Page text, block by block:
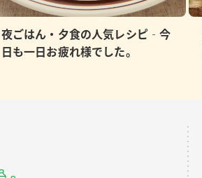
夜ごはん・夕食の人気レシピ‐今
日も一日お疲れ様でした。